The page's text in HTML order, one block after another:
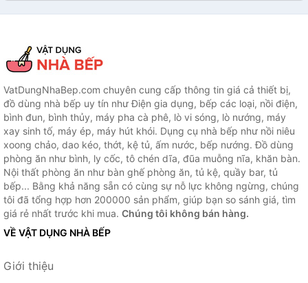
VatDungNhaBep.com chuyên cung cấp thông tin giá cả thiết bị,
đồ dùng nhà bếp uy tín như Điện gia dụng, bếp các loại, nồi điện,
bình đun, bình thủy, máy pha cà phê, lò vi sóng, lò nướng, máy
xay sinh tố, máy ép, máy hút khói. Dụng cụ nhà bếp như nồi niêu
xoong chảo, dao kéo, thớt, kệ tủ, ấm nước, bếp nướng. Đồ dùng
phòng ăn như bình, ly cốc, tô chén dĩa, đũa muỗng nĩa, khăn bàn.
Nội thất phòng ăn như bàn ghế phòng ăn, tủ kệ, quầy bar, tủ
bếp... Bằng khả năng sẵn có cùng sự nỗ lực không ngừng, chúng
tôi đã tổng hợp hơn 200000 sản phẩm, giúp bạn so sánh giá, tìm
giá rẻ nhất trước khi mua. Chúng tôi không bán hàng.
VỀ VẬT DỤNG NHÀ BẾP
Giới thiệu